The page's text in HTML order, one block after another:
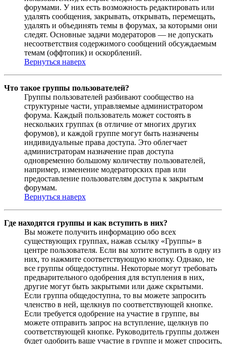
форумами. У них есть возможность редактировать или
удалять сообщения, закрывать, открывать, перемещать,
удалять и объединять темы в форумах, за которыми они
следят. Основные задачи модераторов — не допускать
несоответствия содержимого сообщений обсуждаемым
темам (оффтопик) и оскорблений.
Вернуться наверх
Что такое группы пользователей?
Группы пользователей разбивают сообщество на
структурные части, управляемые администратором
форума. Каждый пользователь может состоять в
нескольких группах (в отличие от многих других
форумов), и каждой группе могут быть назначены
индивидуальные права доступа. Это облегчает
администраторам назначение прав доступа
одновременно большому количеству пользователей,
например, изменение модераторских прав или
предоставление пользователям доступа к закрытым
форумам.
Вернуться наверх
Где находятся группы и как вступить в них?
Вы можете получить информацию обо всех
существующих группах, нажав ссылку «Группы» в
центре пользователя. Если вы хотите вступить в одну из
них, то нажмите соответствующую кнопку. Однако, не
все группы общедоступны. Некоторые могут требовать
предварительного одобрения для вступления в них,
другие могут быть закрытыми или даже скрытыми.
Если группа общедоступна, то вы можете запросить
членство в ней, щелкнув по соответствующей кнопке.
Если требуется одобрение на участие в группе, вы
можете отправить запрос на вступление, щелкнув по
соответствующей кнопке. Руководитель группы должен
будет одобрить ваше участие в группе и может спросить,